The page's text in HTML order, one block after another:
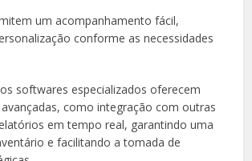
um acompanhamento fácil,
conforme as necessidades
softwares especializados oferecem
como integração com outras
em tempo real, garantindo uma
e facilitando a tomada de